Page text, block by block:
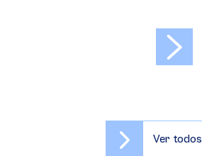
Ver todos